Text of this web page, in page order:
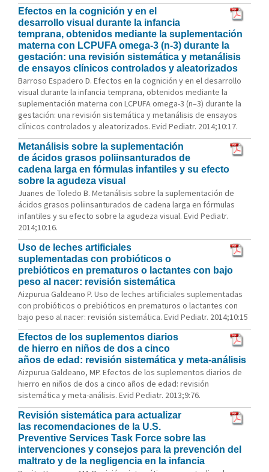
Efectos en la cognición y en el
desarrollo visual durante la infancia
temprana, obtenidos mediante la suplementación
materna con LCPUFA omega-3 (n-3) durante la
gestación: una revisión sistemática y metanálisis
de ensayos clínicos controlados y aleatorizados
Barroso Espadero D. Efectos en la cognición y en el desarrollo
visual durante la infancia temprana, obtenidos mediante la
suplementación materna con LCPUFA omega-3 (n–3) durante la
gestación: una revisión sistemática y metanálisis de ensayos
clínicos controlados y aleatorizados. Evid Pediatr. 2014;10:17.
Metanálisis sobre la suplementación
de ácidos grasos poliinsanturados de
cadena larga en fórmulas infantiles y su efecto
sobre la agudeza visual
Juanes de Toledo B. Metanálisis sobre la suplementación de
ácidos grasos poliinsanturados de cadena larga en fórmulas
infantiles y su efecto sobre la agudeza visual. Evid Pediatr.
2014;10:16.
Uso de leches artificiales
suplementadas con probióticos o
prebióticos en prematuros o lactantes con bajo
peso al nacer: revisión sistemática
Aizpurua Galdeano P. Uso de leches artificiales suplementadas
con probióticos o prebióticos en prematuros o lactantes con
bajo peso al nacer: revisión sistemática. Evid Pediatr. 2014;10:15
Efectos de los suplementos diarios
de hierro en niños de dos a cinco
años de edad: revisión sistemática y meta-análisis
Aizpurua Galdeano, MP. Efectos de los suplementos diarios de
hierro en niños de dos a cinco años de edad: revisión
sistemática y meta-análisis. Evid Pediatr. 2013;9:76.
Revisión sistemática para actualizar
las recomendaciones de la U.S.
Preventive Services Task Force sobre las
intervenciones y consejos para la prevención del
maltrato y de la negligencia en la infancia